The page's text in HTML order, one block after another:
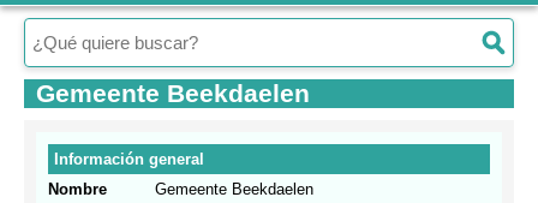
Gemeente Beekdaelen
Información general
Nombre
Gemeente Beekdaelen